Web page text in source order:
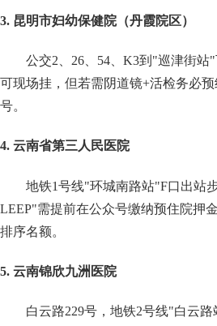
3. 昆明市妇幼保健院（丹霞院区）
公交2、26、54、K3到"巡津街站
可现场挂，但若需阴道镜+活检务必
号。
4. 云南省第三人民医院
地铁1号线"环城南路站"F口出站
LEEP"需提前在公众号缴纳预住院押
排序名额。
5. 云南锦欣九洲医院
白云路229号，地铁2号线"白云路